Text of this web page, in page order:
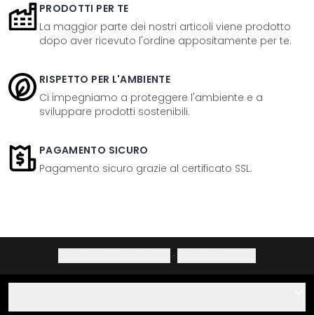
PRODOTTI PER TE
La maggior parte dei nostri articoli viene prodotto
dopo aver ricevuto l'ordine appositamente per te.
RISPETTO PER L'AMBIENTE
Ci impegniamo a proteggere l'ambiente e a
sviluppare prodotti sostenibili.
PAGAMENTO SICURO
Pagamento sicuro grazie al certificato SSL.
·